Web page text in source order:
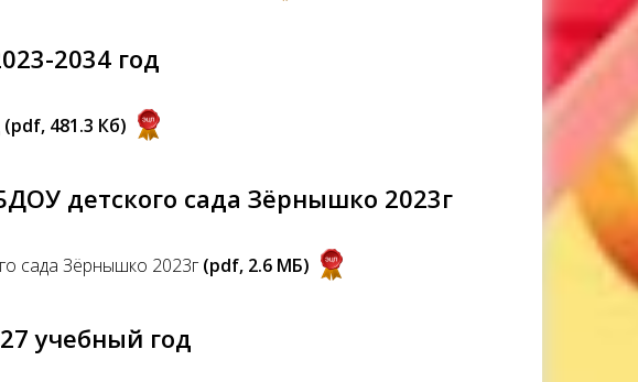
2034 год
(pdf, 481.3 Кб)
детского сада Зёрнышко 2023г
сада Зёрнышко 2023г (pdf, 2.6 MБ)
учебный год